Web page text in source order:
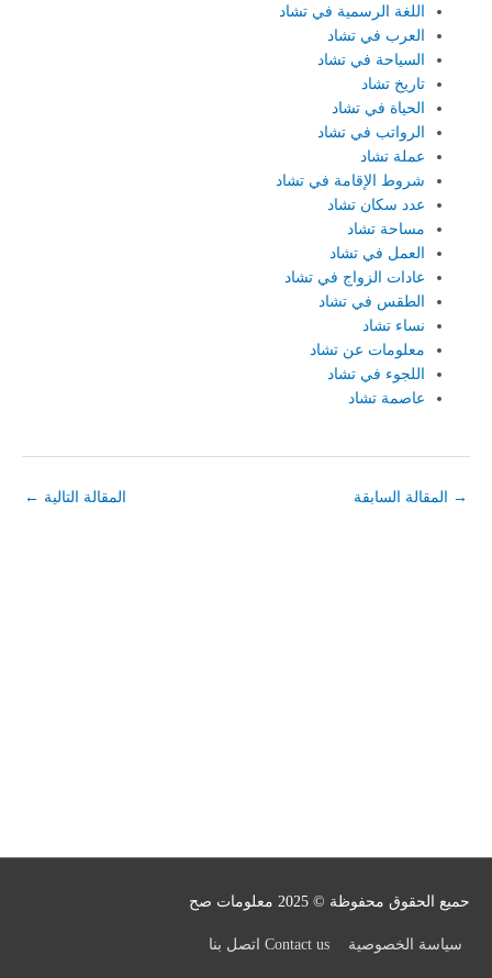
اللغة الرسمية في تشاد
العرب في تشاد
السياحة في تشاد
تاريخ تشاد
الحياة في تشاد
الرواتب في تشاد
عملة تشاد
شروط الإقامة في تشاد
عدد سكان تشاد
مساحة تشاد
العمل في تشاد
عادات الزواج في تشاد
الطقس في تشاد
نساء تشاد
معلومات عن تشاد
اللجوء في تشاد
عاصمة تشاد
→ المقالة السابقة المقالة التالية ←
حميع الحقوق محفوظة © 2025 معلومات صح
سياسة الخصوصية Contact us اتصل بنا